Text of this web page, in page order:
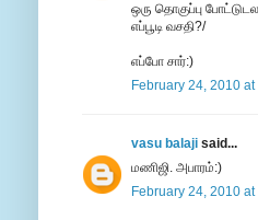
ஒரு தொகுப்பு
எப்பூடி வசதி?/
எப்போ சார்:)
February 24, 2010 at
vasu balaji said...
மணிஜி. அபாரம்:)
February 24, 2010 at